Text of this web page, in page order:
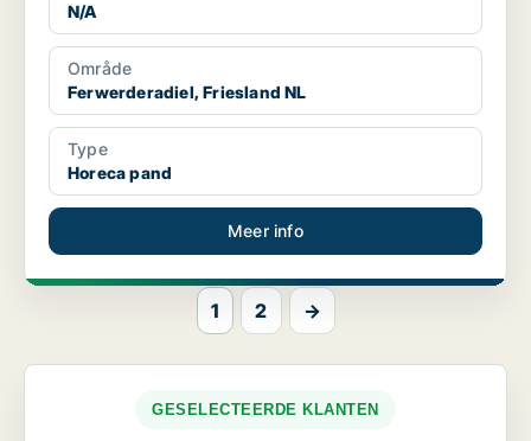
N/A
Område
Ferwerderadiel, Friesland NL
Type
Horeca pand
Meer info
1 2 →
GESELECTEERDE KLANTEN